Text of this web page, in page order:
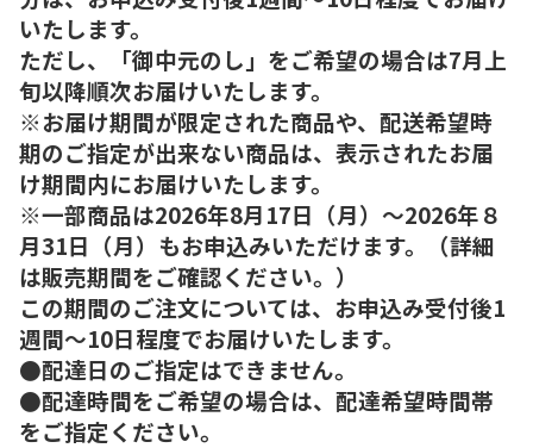
いたします。
ただし、「御中元のし」をご希望の場合は7月上
旬以降順次お届けいたします。
※お届け期間が限定された商品や、配送希望時
期のご指定が出来ない商品は、表示されたお届
け期間内にお届けいたします。
※一部商品は2026年8月17日（月）～2026年８
月31日（月）もお申込みいただけます。（詳細
は販売期間をご確認ください。）
この期間のご注文については、お申込み受付後1
週間～10日程度でお届けいたします。
●配達日のご指定はできません。
●配達時間をご希望の場合は、配達希望時間帯
をご指定ください。